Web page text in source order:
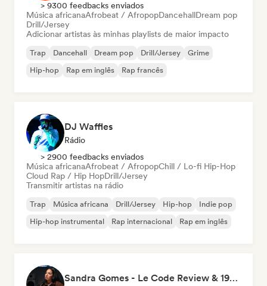
> 9300 feedbacks enviados
Música africanaAfrobeat / AfropopDancehallDream pop
Drill/Jersey
Adicionar artistas às minhas playlists de maior impacto
Trap Dancehall Dream pop Drill/Jersey
Grime
Hip-hop
Rap em inglês Rap francês
DJ Waffles
Rádio
> 2900 feedbacks enviados
Música africanaAfrobeat / AfropopChill / Lo-fi Hip-Hop
Cloud Rap / Hip HopDrill/Jersey
Transmitir artistas na rádio
Trap Música africana Drill/Jersey Hip-hop
Indie pop
Hip-hop instrumental
Rap internacional Rap em inglês
Sandra Gomes - Le Code Review & 1993initiales